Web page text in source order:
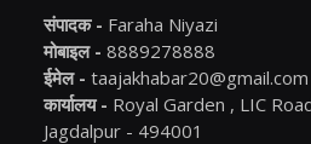
संपादक - Faraha Niyazi
मोबाइल - 8889278888
ईमेल - taajakhabar20@gmail.com
कार्यालय - Royal Garden , LIC
Jagdalpur - 494001